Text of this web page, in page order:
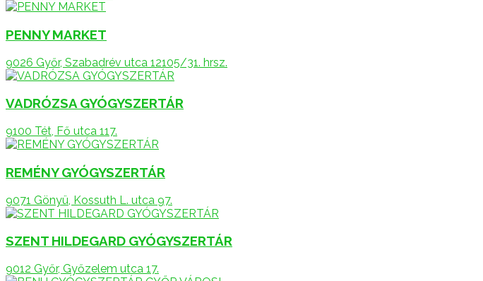
PENNY MARKET
9026 Győr, Szabadrév utca 12105/31. hrsz.
VADRÓZSA GYÓGYSZERTÁR
9100 Tét, Fő utca 117.
REMÉNY GYÓGYSZERTÁR
9071 Gönyü, Kossuth L. utca 97.
SZENT HILDEGARD GYÓGYSZERTÁR
9012 Győr, Győzelem utca 17.